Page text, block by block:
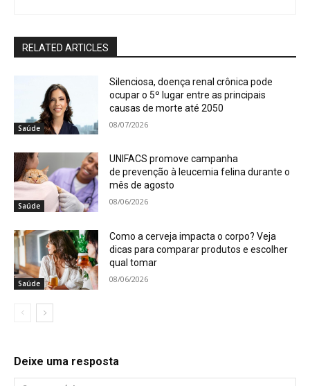
RELATED ARTICLES
Saúde
Silenciosa, doença renal crônica pode
ocupar o 5º lugar entre as principais
causas de morte até 2050
08/07/2026
Saúde
UNIFACS promove campanha
de prevenção à leucemia felina durante o
mês de agosto
08/06/2026
Saúde
Como a cerveja impacta o corpo? Veja
dicas para comparar produtos e escolher
qual tomar
08/06/2026
Deixe uma resposta